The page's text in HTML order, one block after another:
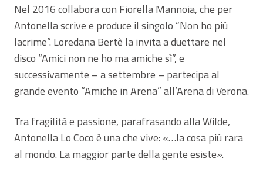
Nel 2016 collabora con Fiorella Mannoia, che per
Antonella scrive e produce il singolo “Non ho più
lacrime”. Loredana Bertè la invita a duettare nel
disco “Amici non ne ho ma amiche sì”, e
successivamente – a settembre – partecipa al
grande evento “Amiche in Arena” all’Arena di Verona.
Tra fragilità e passione, parafrasando alla Wilde,
Antonella Lo Coco è una che vive: «…la cosa più rara
al mondo. La maggior parte della gente esiste».